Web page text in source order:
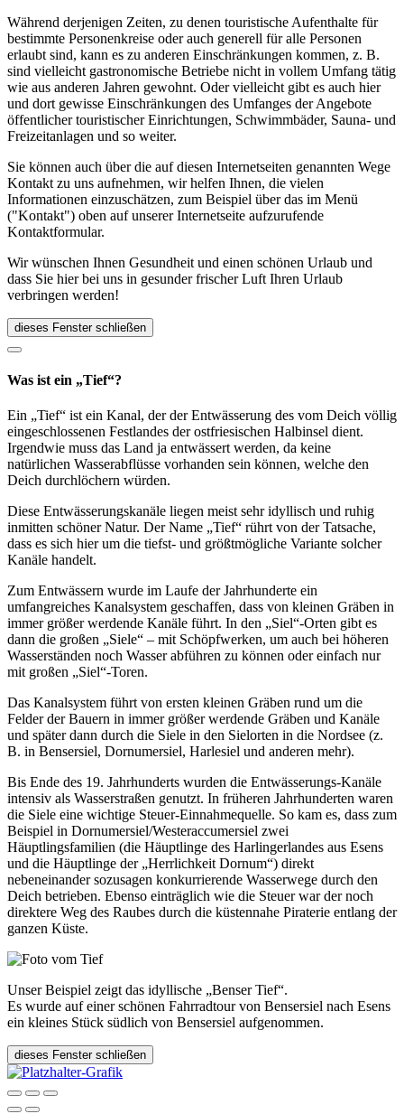
Während derjenigen Zeiten, zu denen touristische Aufenthalte für
bestimmte Personenkreise oder auch generell für alle Personen
erlaubt sind, kann es zu anderen Einschränkungen kommen, z. B.
sind vielleicht gastronomische Betriebe nicht in vollem Umfang tätig
wie aus anderen Jahren gewohnt. Oder vielleicht gibt es auch hier
und dort gewisse Einschränkungen des Umfanges der Angebote
öffentlicher touristischer Einrichtungen, Schwimmbäder, Sauna- und
Freizeitanlagen und so weiter.
Sie können auch über die auf diesen Internetseiten genannten Wege
Kontakt zu uns aufnehmen, wir helfen Ihnen, die vielen
Informationen einzuschätzen, zum Beispiel über das im Menü
("Kontakt") oben auf unserer Internetseite aufzurufende
Kontaktformular.
Wir wünschen Ihnen Gesundheit und einen schönen Urlaub und
dass Sie hier bei uns in gesunder frischer Luft Ihren Urlaub
verbringen werden!
dieses Fenster schließen
Was ist ein „Tief“?
Ein „Tief“ ist ein Kanal, der der Entwässerung des vom Deich völlig
eingeschlossenen Festlandes der ostfriesischen Halbinsel dient.
Irgendwie muss das Land ja entwässert werden, da keine
natürlichen Wasserabflüsse vorhanden sein können, welche den
Deich durchlöchern würden.
Diese Entwässerungskanäle liegen meist sehr idyllisch und ruhig
inmitten schöner Natur. Der Name „Tief“ rührt von der Tatsache,
dass es sich hier um die tiefst- und größtmögliche Variante solcher
Kanäle handelt.
Zum Entwässern wurde im Laufe der Jahrhunderte ein
umfangreiches Kanalsystem geschaffen, dass von kleinen Gräben in
immer größer werdende Kanäle führt. In den „Siel“-Orten gibt es
dann die großen „Siele“ – mit Schöpfwerken, um auch bei höheren
Wasserständen noch Wasser abführen zu können oder einfach nur
mit großen „Siel“-Toren.
Das Kanalsystem führt von ersten kleinen Gräben rund um die
Felder der Bauern in immer größer werdende Gräben und Kanäle
und später dann durch die Siele in den Sielorten in die Nordsee (z.
B. in Bensersiel, Dornumersiel, Harlesiel und anderen mehr).
Bis Ende des 19. Jahrhunderts wurden die Entwässerungs-Kanäle
intensiv als Wasserstraßen genutzt. In früheren Jahrhunderten waren
die Siele eine wichtige Steuer-Einnahmequelle. So kam es, dass zum
Beispiel in Dornumersiel/Westeraccumersiel zwei
Häuptlingsfamilien (die Häuptlinge des Harlingerlandes aus Esens
und die Häuptlinge der „Herrlichkeit Dornum“) direkt
nebeneinander sozusagen konkurrierende Wasserwege durch den
Deich betrieben. Ebenso einträglich wie die Steuer war der noch
direktere Weg des Raubes durch die küstennahe Piraterie entlang der
ganzen Küste.
Unser Beispiel zeigt das idyllische „Benser Tief“.
Es wurde auf einer schönen Fahrradtour von Bensersiel nach Esens
ein kleines Stück südlich von Bensersiel aufgenommen.
dieses Fenster schließen